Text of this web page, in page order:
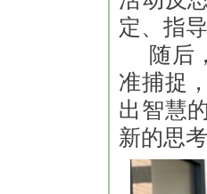
定、指
随后
准捕捉
出智慧
新的思考